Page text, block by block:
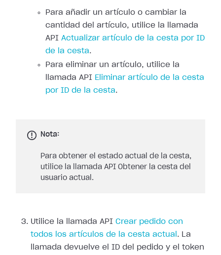
Para añadir un artículo o cambiar la
cantidad del artículo, utilice la llamada
API Actualizar artículo de la cesta por ID
de la cesta.
Para eliminar un artículo, utilice la
llamada API Eliminar artículo de la cesta
por ID de la cesta.
Nota:
Para obtener el estado actual de la cesta,
utilice la llamada API Obtener la cesta del
usuario actual.
Utilice la llamada API Crear pedido con
todos los artículos de la cesta actual . La
llamada devuelve el ID del pedido y el token